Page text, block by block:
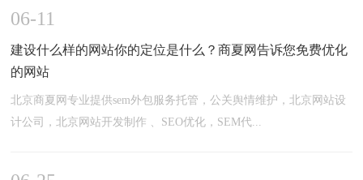
06-11
建设什么样的网站你的定位是什么？商夏网告诉您免费优化
的网站
北京商夏网专业提供sem外包服务托管，公关舆情维护，北京网站设
计公司，北京网站开发制作 、SEO优化，SEM代...